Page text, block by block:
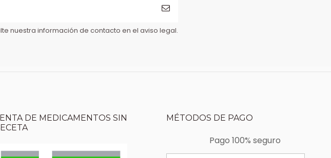
nuestra información de contacto en el aviso legal.
DE MEDICAMENTOS SIN
MÉTODOS DE PAGO
Pago 100% seguro